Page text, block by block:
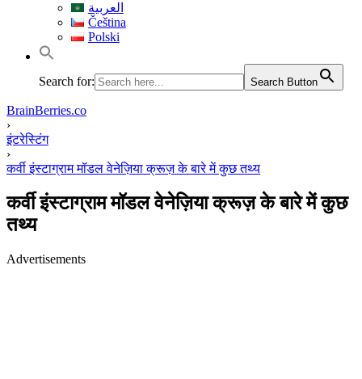
العربية
Čeština
Polski
Search for: Search Button
BrainBerries.co
›
इंटरेस्टिंग
›
कर्वी इंस्टाग्राम मॉडल वेनेज़िया क्रूज़ के बारे में कुछ तथ्य
कर्वी इंस्टाग्राम मॉडल वेनेज़िया क्रूज़ के बारे में कुछ
तथ्य
Advertisements